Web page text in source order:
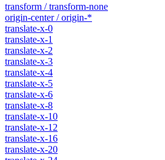
transform / transform-none
origin-center / origin-*
translate-x-0
translate-x-1
translate-x-2
translate-x-3
translate-x-4
translate-x-5
translate-x-6
translate-x-8
translate-x-10
translate-x-12
translate-x-16
translate-x-20